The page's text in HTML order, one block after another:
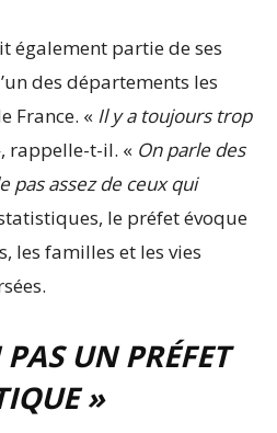
également partie de ses
des départements les
France. « Il y a toujours trop
rappelle-t-il. « On parle des
pas assez de ceux qui
le préfet évoque
les familles et les vies
UN PRÉFET
»